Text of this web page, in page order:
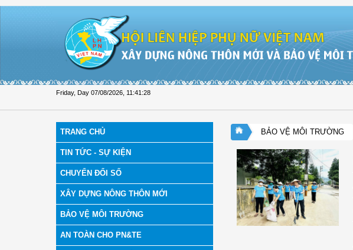
Friday, Day 07/08/2026 11:41:29
TRANG CHỦ
TIN TỨC - SỰ KIỆN
CHUYỂN ĐỔI SỐ
XÂY DỰNG NÔNG THÔN MỚI
BẢO VỆ MÔI TRƯỜNG
AN TOÀN CHO PN&TE
BẢO VỆ MÔI TRƯỜNG